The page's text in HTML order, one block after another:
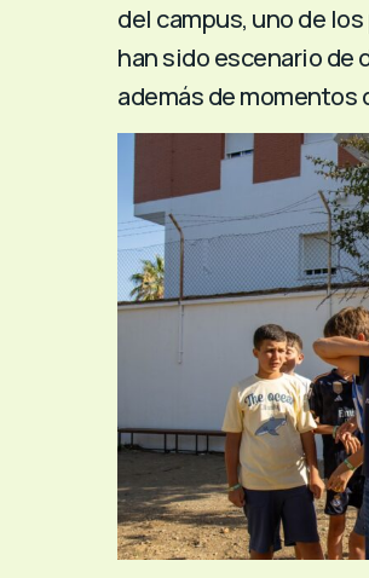
del campus, uno de
han sido escenario de
además de momentos